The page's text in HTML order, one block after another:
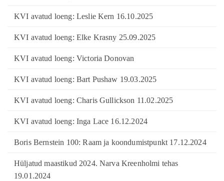
KVI avatud loeng: Leslie Kern 16.10.2025
KVI avatud loeng: Elke Krasny 25.09.2025
KVI avatud loeng: Victoria Donovan
KVI avatud loeng: Bart Pushaw 19.03.2025
KVI avatud loeng: Charis Gullickson 11.02.2025
KVI avatud loeng: Inga Lace 16.12.2024
Boris Bernstein 100: Raam ja koondumistpunkt 17.12.2024
Hüljatud maastikud 2024. Narva Kreenholmi tehas
19.01.2024